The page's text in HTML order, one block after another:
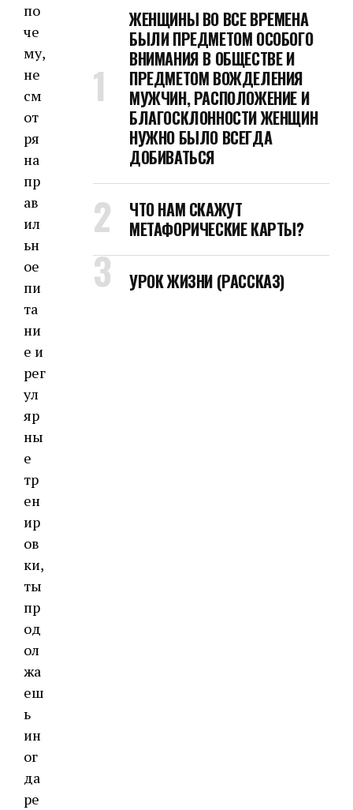
по
че
му,
не
см
от
ря
на
пр
ав
ил
ьн
ое
пи
та
ни
е и
рег
ул
яр
ны
е
тр
ен
ир
ов
ки,
ты
пр
од
ол
жа
еш
ь
ин
ог
да
ре
ЖЕНЩИНЫ ВО ВСЕ ВРЕМЕНА
БЫЛИ ПРЕДМЕТОМ ОСОБОГО
ВНИМАНИЯ В ОБЩЕСТВЕ И
ПРЕДМЕТОМ ВОЖДЕЛЕНИЯ
МУЖЧИН, РАСПОЛОЖЕНИЕ И
БЛАГОСКЛОННОСТИ ЖЕНЩИН
НУЖНО БЫЛО ВСЕГДА
ДОБИВАТЬСЯ
ЧТО НАМ СКАЖУТ
МЕТАФОРИЧЕСКИЕ КАРТЫ?
УРОК ЖИЗНИ (РАССКАЗ)